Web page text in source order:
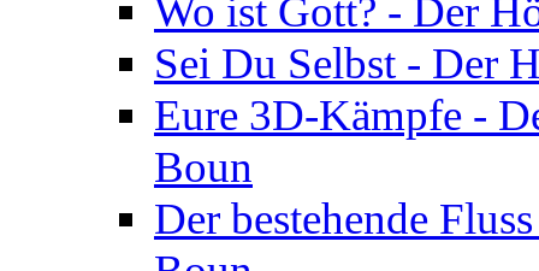
Wo ist Gott? - Der
Sei Du Selbst - Der
Eure 3D-Kämpfe -
Boun
Der bestehende